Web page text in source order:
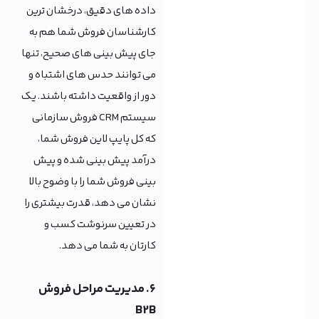
داده های دقیق، درخشان ترین
کارشناسان فروش شما هم به
جای پیش بینی های صحیح، تنها
می توانند حدس های اشتباه و
دور از واقعیت داشته باشند. یک
سیستم CRM فروش سازمانی
که کل پایپ لاین فروش شما،
درآمد پیش بینی شده و پیش
بینی فروش شما را با وضوح بالا
نشان می دهد، قدرت بیشتری را
در تعیین سرنوشت کسب و
کارتان به شما می دهد.
۶. مدیریت مراحل فروش
B2B